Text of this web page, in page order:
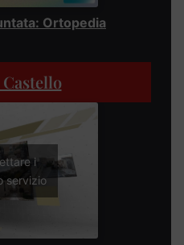
Ortopedia
i
servizio